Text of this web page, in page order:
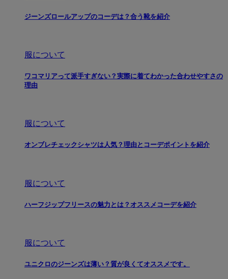
ジーンズロールアップのコーデは？合う靴を紹介
服について
ワコマリアって派手すぎない？実際に着てわかった合わせやすさの
理由
服について
オンブレチェックシャツは人気？理由とコーデポイントを紹介
服について
ハーフジップフリースの魅力とは？オススメコーデを紹介
服について
ユニクロのジーンズは薄い？質が良くてオススメです。